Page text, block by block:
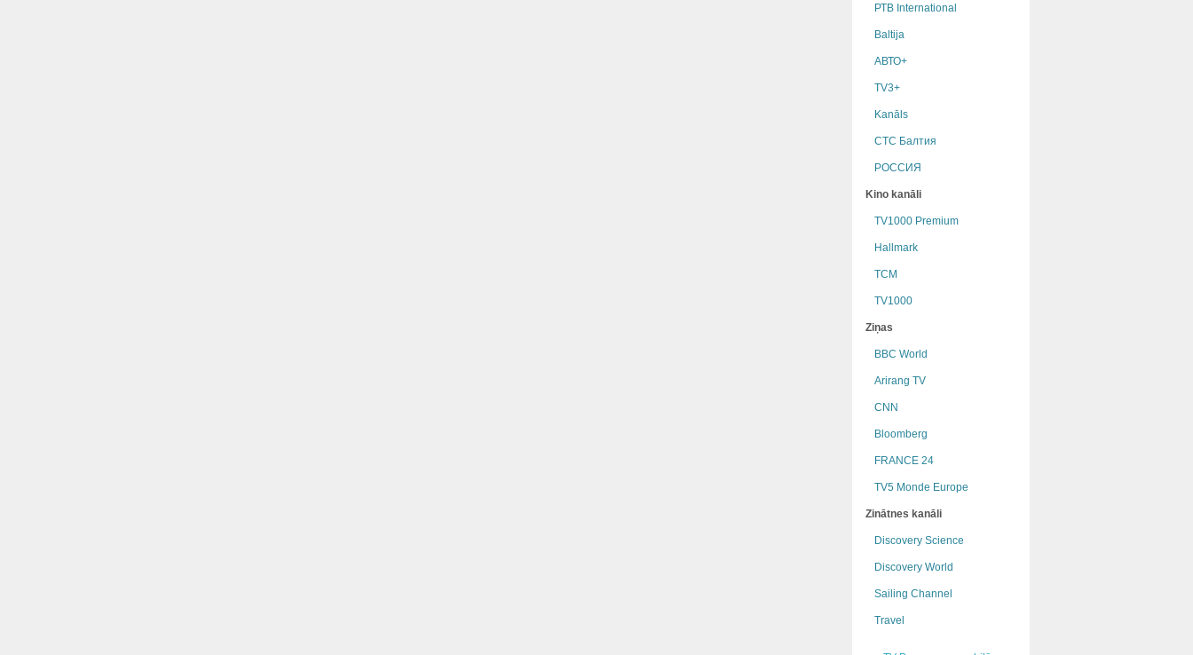
РТB International
Baltija
АВТО+
TV3+
Kanāls
СТС Балтия
РОССИЯ
Kino kanāli
TV1000 Premium
Hallmark
TCM
TV1000
Ziņas
BBC World
Arirang TV
CNN
Bloomberg
FRANCE 24
TV5 Monde Europe
Zinātnes kanāli
Discovery Science
Discovery World
Sailing Channel
Travel